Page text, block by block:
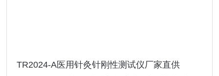
TR2024-A医用针灸针刚性测试仪厂家直供